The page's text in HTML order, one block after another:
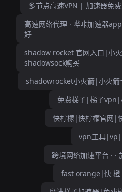
多节点高速VPN | 加速器免
高速网络代理 · 哔咔加速器
好
shadow rocket 官网入口|小
shadowsock购买
shadowrocket小火箭|小火箭
免费梯子|梯子vpn|
快柠檬|快柠檬官网|
vpn工具
跨境网络加速平台 · ·
fast orange|快 橙